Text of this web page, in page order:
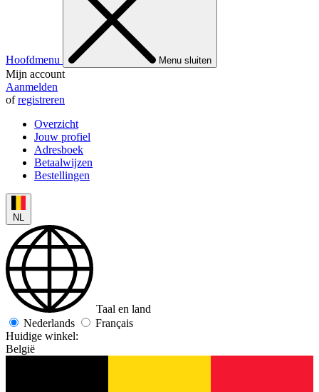
Hoofdmenu Menu sluiten
Mijn account
Aanmelden
ofregistreren
Overzicht
Jouw profiel
Adresboek
Betaalwijzen
Bestellingen
NL
Taal en land
Nederlands
Français
Huidige winkel:
België